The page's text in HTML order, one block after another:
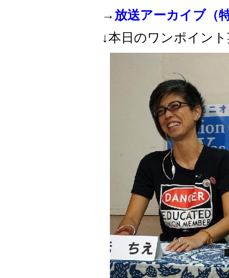
→ 放送アーカイブ（
↓本日のワンポイン